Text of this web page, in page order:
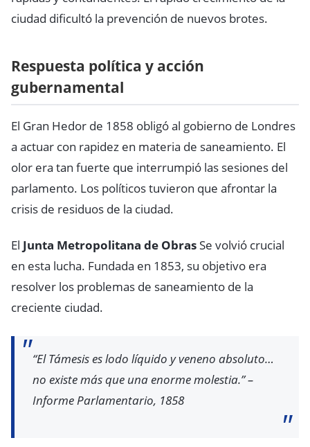
ciudad dificultó la prevención de nuevos brotes.
Respuesta política y acción
gubernamental
El Gran Hedor de 1858 obligó al gobierno de Londres
a actuar con rapidez en materia de saneamiento. El
olor era tan fuerte que interrumpió las sesiones del
parlamento. Los políticos tuvieron que afrontar la
crisis de residuos de la ciudad.
El Junta Metropolitana de ObrasSe volvió crucial
en esta lucha. Fundada en 1853, su objetivo era
resolver los problemas de saneamiento de la
creciente ciudad.
“El Támesis es lodo líquido y veneno absoluto…
no existe más que una enorme molestia.” –
Informe Parlamentario, 1858